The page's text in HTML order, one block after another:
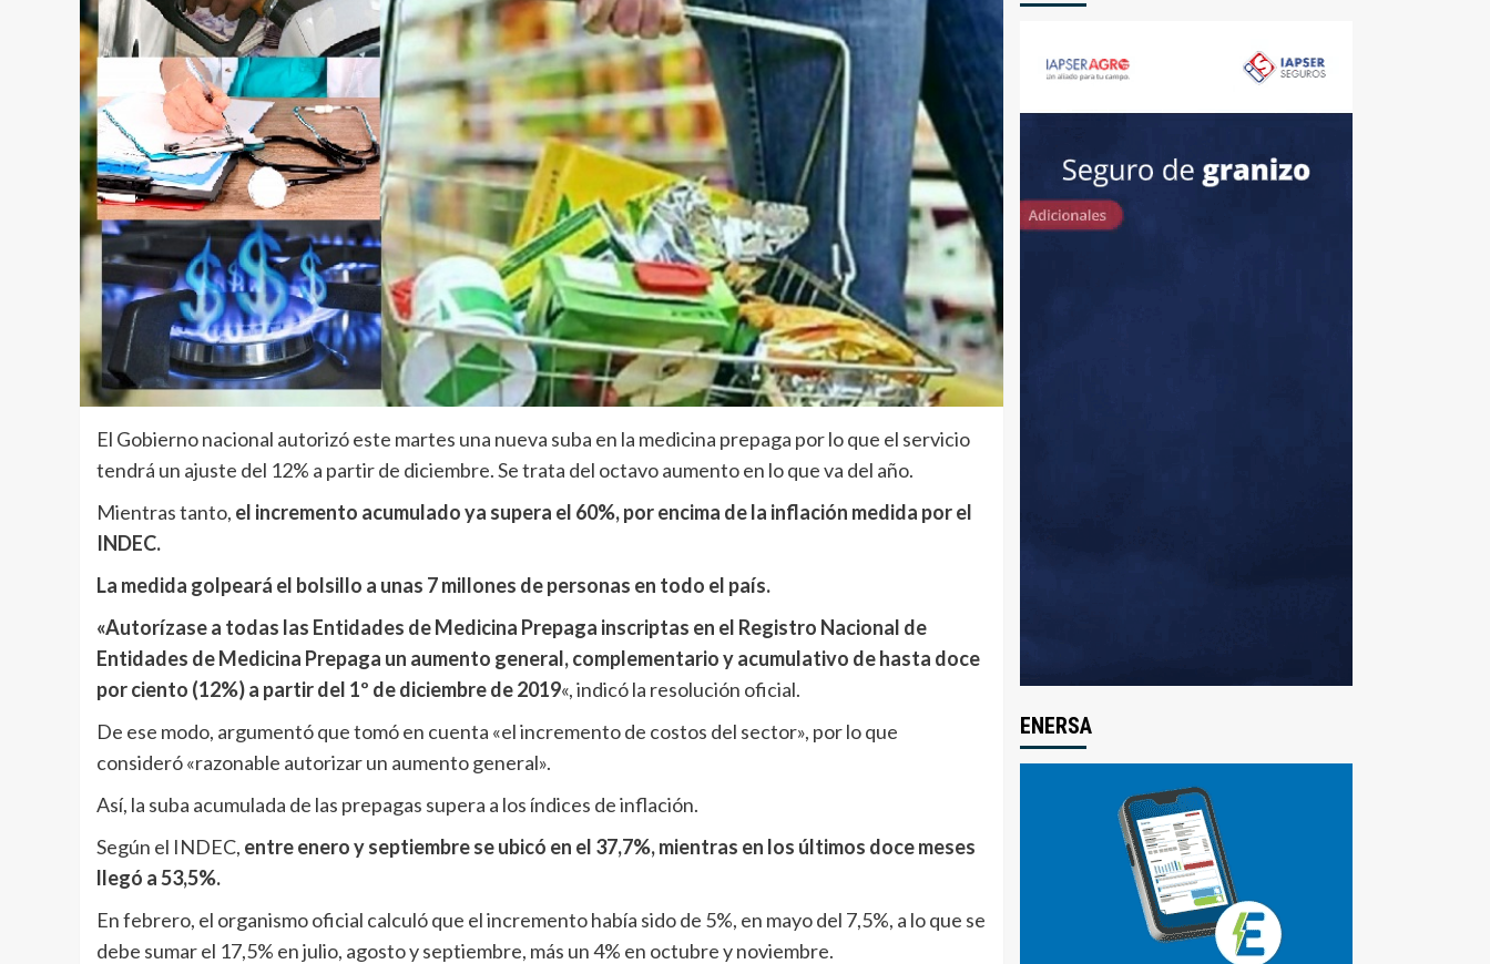
El Gobierno nacional autorizó este martes una nueva suba en la medicina prepaga por lo que el servicio
tendrá un ajuste del 12% a partir de diciembre. Se trata del octavo aumento en lo que va del año.
Mientras tanto, el incremento acumulado ya supera el 60%, por encima de la inflación medida por el
INDEC.
La medida golpeará el bolsillo a unas 7 millones de personas en todo el país.
«Autorízase a todas las Entidades de Medicina Prepaga inscriptas en el Registro Nacional de
Entidades de Medicina Prepaga un aumento general, complementario y acumulativo de hasta doce
por ciento (12%) a partir del 1º de diciembre de 2019«, indicó la resolución oficial.
De ese modo, argumentó que tomó en cuenta «el incremento de costos del sector», por lo que
consideró «razonable autorizar un aumento general».
Así, la suba acumulada de las prepagas supera a los índices de inflación.
Según el INDEC, entre enero y septiembre se ubicó en el 37,7%, mientras en los últimos doce meses
llegó a 53,5%.
En febrero, el organismo oficial calculó que el incremento había sido de 5%, en mayo del 7,5%, a lo que se
debe sumar el 17,5% en julio, agosto y septiembre, más un 4% en octubre y noviembre.
ENERSA